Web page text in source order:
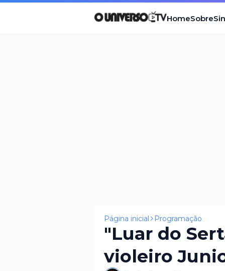
HomeSobre
Página inicial Programação
"Luar do
violeiro